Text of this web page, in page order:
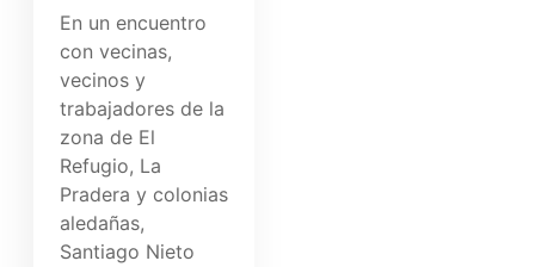
En un encuentro
con vecinas,
vecinos y
trabajadores de la
zona de El
Refugio, La
Pradera y colonias
aledañas,
Santiago Nieto